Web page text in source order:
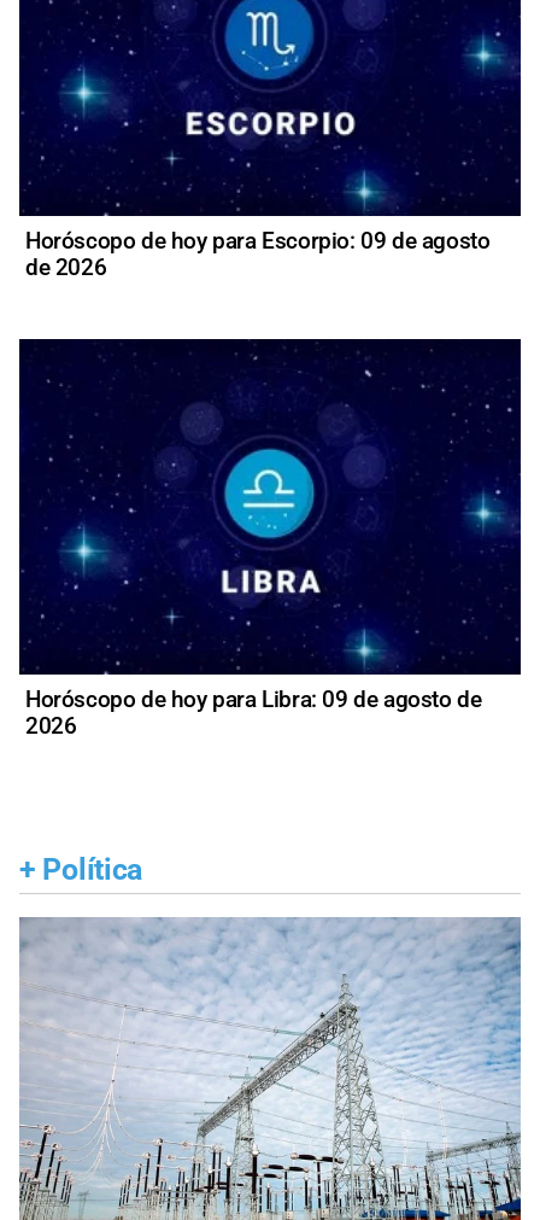
Horóscopo de hoy para Escorpio: 09 de agosto
de 2026
Horóscopo de hoy para Libra: 09 de agosto de
2026
+ Política